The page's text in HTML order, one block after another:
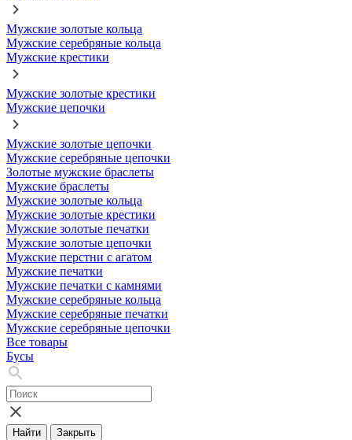
Мужские золотые кольца
Мужские серебряные кольца
Мужские крестики
Мужские золотые крестики
Мужские цепочки
Мужские золотые цепочки
Мужские серебряные цепочки
Золотые мужские браслеты
Мужские браслеты
Мужские золотые кольца
Мужские золотые крестики
Мужские золотые печатки
Мужские золотые цепочки
Мужские перстни с агатом
Мужские печатки
Мужские печатки с камнями
Мужские серебряные кольца
Мужские серебряные печатки
Мужские серебряные цепочки
Все товары
Бусы
Найти Закрыть